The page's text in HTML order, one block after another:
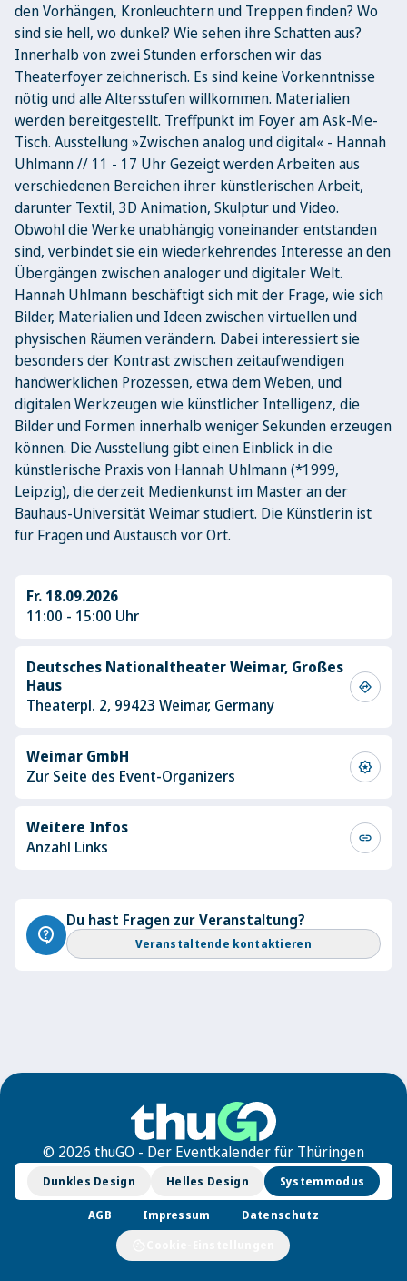
den Vorhängen, Kronleuchtern und Treppen finden? Wo
sind sie hell, wo dunkel? Wie sehen ihre Schatten aus?
Innerhalb von zwei Stunden erforschen wir das
Theaterfoyer zeichnerisch. Es sind keine Vorkenntnisse
nötig und alle Altersstufen willkommen. Materialien
werden bereitgestellt. Treffpunkt im Foyer am Ask-Me-
Tisch. Ausstellung »Zwischen analog und digital« - Hannah
Uhlmann // 11 - 17 Uhr Gezeigt werden Arbeiten aus
verschiedenen Bereichen ihrer künstlerischen Arbeit,
darunter Textil, 3D Animation, Skulptur und Video.
Obwohl die Werke unabhängig voneinander entstanden
sind, verbindet sie ein wiederkehrendes Interesse an den
Übergängen zwischen analoger und digitaler Welt.
Hannah Uhlmann beschäftigt sich mit der Frage, wie sich
Bilder, Materialien und Ideen zwischen virtuellen und
physischen Räumen verändern. Dabei interessiert sie
besonders der Kontrast zwischen zeitaufwendigen
handwerklichen Prozessen, etwa dem Weben, und
digitalen Werkzeugen wie künstlicher Intelligenz, die
Bilder und Formen innerhalb weniger Sekunden erzeugen
können. Die Ausstellung gibt einen Einblick in die
künstlerische Praxis von Hannah Uhlmann (*1999,
Leipzig), die derzeit Medienkunst im Master an der
Bauhaus-Universität Weimar studiert. Die Künstlerin ist
für Fragen und Austausch vor Ort.
Fr. 18.09.2026
11:00 - 15:00 Uhr
Deutsches Nationaltheater Weimar, Großes
Haus
Theaterpl. 2, 99423 Weimar, Germany
directions
Weimar GmbH
Zur Seite des Event-Organizers
award_star
Weitere Infos
Anzahl Links
link
contact_support
Du hast Fragen zur Veranstaltung?
Veranstaltende kontaktieren
© 2026 thuGO - Der Eventkalender für Thüringen
Dunkles Design Helles Design Systemmodus
AGB Impressum Datenschutz